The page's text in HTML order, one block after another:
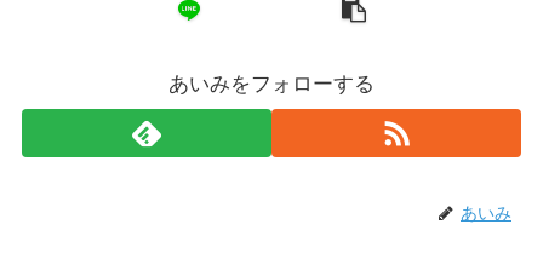
あいみをフォローする
あいみ